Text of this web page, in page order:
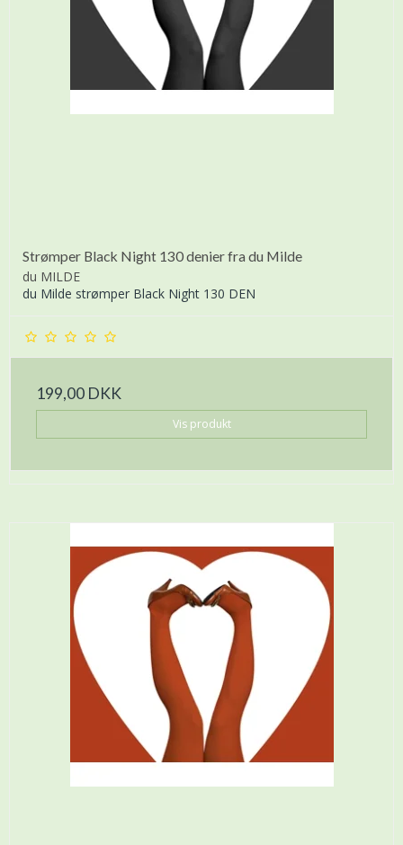
Strømper Black Night 130 denier fra du Milde
du MILDE
du Milde strømper Black Night 130 DEN
199,00 DKK
Vis produkt